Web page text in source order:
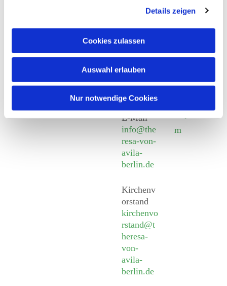
Details zeigen
Cookies zulassen
Auswahl erlauben
Nur notwendige Cookies
Kirchengemeinde Pfarrei
Hl. Theresa von Avila
Berlin Nordost
Leitender Pfarrer - Norbert
Behaimstr. 39
Telefon
924 64
28
Fax +49
30 924
E-Mail
info@the
resa-von-
avila-
berlin.de
Kirchenv
orstand
kirchenvo
rstand@t
heresa-
von-
avila-
berlin.de
Datensch
Social
m